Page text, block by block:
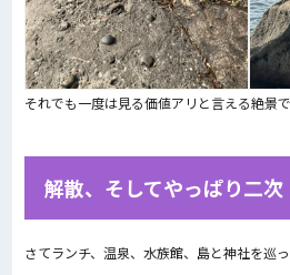
それでも一度は見る価値アリと言える絶景で
解散、そしてやっぱり二
さてランチ、温泉、水族館、島と神社を巡っ